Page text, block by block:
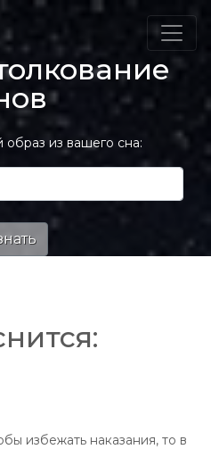
из вашего сна:
избежать наказания, то в